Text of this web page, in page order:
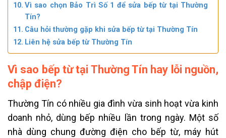
Vì sao chọn Bảo Trì Số 1 để sửa bếp từ tại Thường
Tín?
Câu hỏi thường gặp khi sửa bếp từ tại Thường Tín
Liên hệ sửa bếp từ Thường Tín
Vì sao bếp từ tại Thường Tín hay lỗi nguồn,
chập điện?
Thường Tín có nhiều gia đình vừa sinh hoạt vừa kinh
doanh nhỏ, dùng bếp nhiều lần trong ngày. Một số
nhà dùng chung đường điện cho bếp từ, máy hút